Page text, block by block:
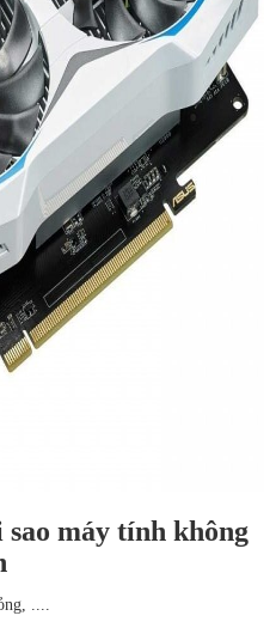
sao máy tính không
....